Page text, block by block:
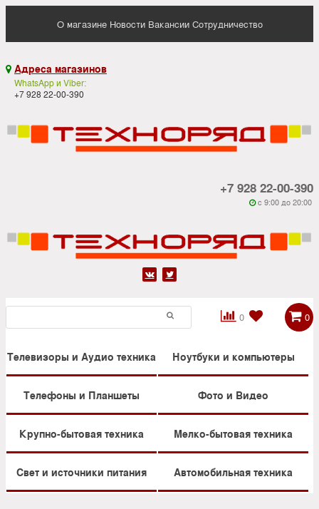
О магазине Новости Вакансии Сотрудничество
 Адреса магазинов
WhatsApp и Viber:
+7 928 22-00-390
+7 928 22-00-390
 c 9:00 до 20:00
 
0

 0
Телевизоры и Аудио техника Ноутбуки и компьютеры
Телефоны и Планшеты Фото и Видео
Крупно-бытовая техника Мелко-бытовая техника
Свет и источники питания Автомобильная техника